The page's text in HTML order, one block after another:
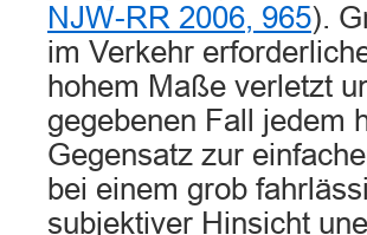
NJW-RR 2006, 965).
im Verkehr
hohem Maße verletzt
gegebenen Fall jedem
Gegensatz zur
bei einem grob
subjektiver Hinsicht